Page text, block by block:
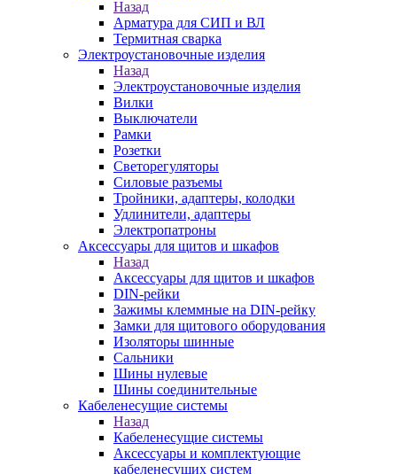
Назад
Арматура для СИП и ВЛ
Термитная сварка
Электроустановочные изделия
Назад
Электроустановочные изделия
Вилки
Выключатели
Рамки
Розетки
Светорегуляторы
Силовые разъемы
Тройники, адаптеры, колодки
Удлинители, адаптеры
Электропатроны
Аксессуары для щитов и шкафов
Назад
Аксессуары для щитов и шкафов
DIN-рейки
Зажимы клеммные на DIN-рейку
Замки для щитового оборудования
Изоляторы шинные
Сальники
Шины нулевые
Шины соединительные
Кабеленесущие системы
Назад
Кабеленесущие системы
Аксессуары и комплектующие
кабеленесущих систем